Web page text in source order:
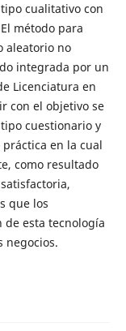
cualitativo con
método para
aleatorio no
integrada por un
Licenciatura en
con el objetivo se
cuestionario y
en la cual
como resultado
que los
esta tecnología
negocios.